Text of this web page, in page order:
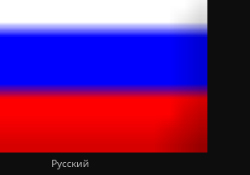
Русский